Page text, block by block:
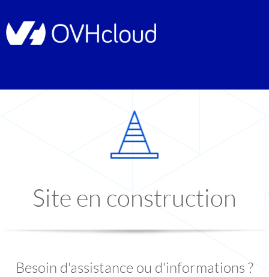
Site en construction
Besoin d'assistance ou d'informations ?